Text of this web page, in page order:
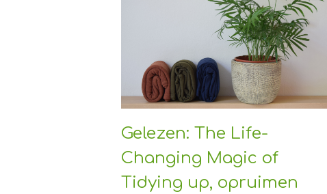
Gelezen: The Life-
Changing Magic of
Tidying up, opruimen